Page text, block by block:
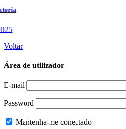
Voltar
Área de utilizador
E-mail
Password
Mantenha-me conectado